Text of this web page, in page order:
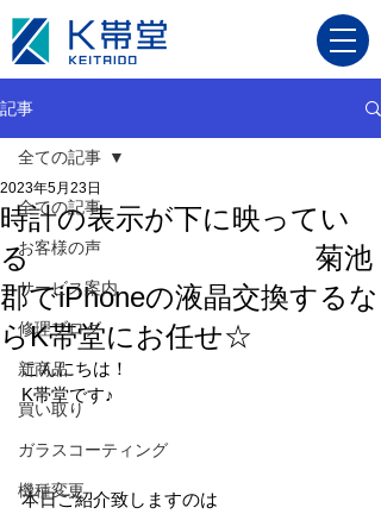
記事
全ての記事
お客様の声
サービス案内
修理ブログ
新商品
買い取り
ガラスコーティング
機種変更
全ての記事
時計の表示が下に映ってい
る 菊池
郡でiPhoneの液晶交換するな
らK帯堂にお任せ☆
2023年5月23日
こんにちは！
K帯堂です♪
本日ご紹介致しますのは